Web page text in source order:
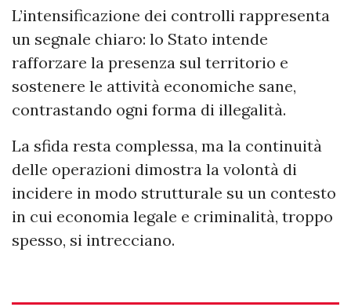
L’intensificazione dei controlli rappresenta
un segnale chiaro: lo Stato intende
rafforzare la presenza sul territorio e
sostenere le attività economiche sane,
contrastando ogni forma di illegalità.
La sfida resta complessa, ma la continuità
delle operazioni dimostra la volontà di
incidere in modo strutturale su un contesto
in cui economia legale e criminalità, troppo
spesso, si intrecciano.